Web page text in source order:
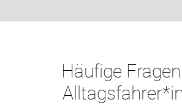
Häufige